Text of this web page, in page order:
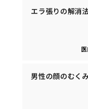
エラ張りの解消
男性の顔のむく